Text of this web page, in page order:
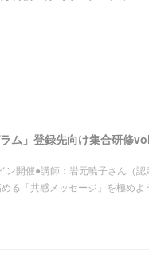
ム」登録先向け集合研修
開催●講師：岩元暁子さん（認
る「共感メッセージ」を極め